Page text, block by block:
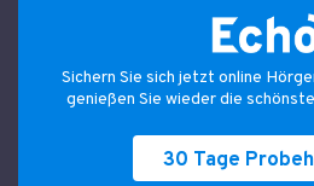
Sichern Sie sich jetzt online
genießen Sie wieder die
30 Tage